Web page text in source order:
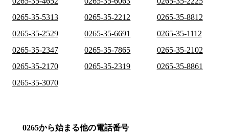
0265-35-5313
0265-35-2212
0265-35-8812
0265-35-2529
0265-35-6691
0265-35-1112
0265-35-2347
0265-35-7865
0265-35-2102
0265-35-2170
0265-35-2319
0265-35-8861
0265-35-3070
0265から始まる他の電話番号